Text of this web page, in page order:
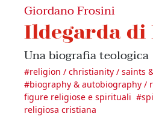
Giordano Frosini
Ildegarda di
Una biografia teologica
#religion / christianity / saints
#biography & autobiography /
figure religiose e spirituali #
religiosa cristiana